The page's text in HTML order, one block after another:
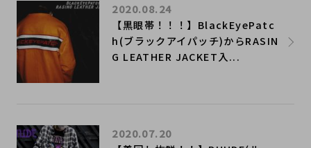
【黒眼帯！！！】BlackEyePatc
h(ブラックアイパッチ)からRASIN
G LEATHER JACKET入...
2020.08.24
2020.07.20